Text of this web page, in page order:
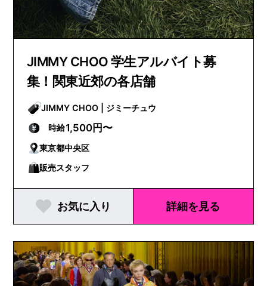
JIMMY CHOO 学生アルバイト募
集！関東近郊の各店舗
JIMMY CHOO | ジミーチュウ
時給1,500円〜
東京都中央区
販売スタッフ
お気に入り 詳細を見る